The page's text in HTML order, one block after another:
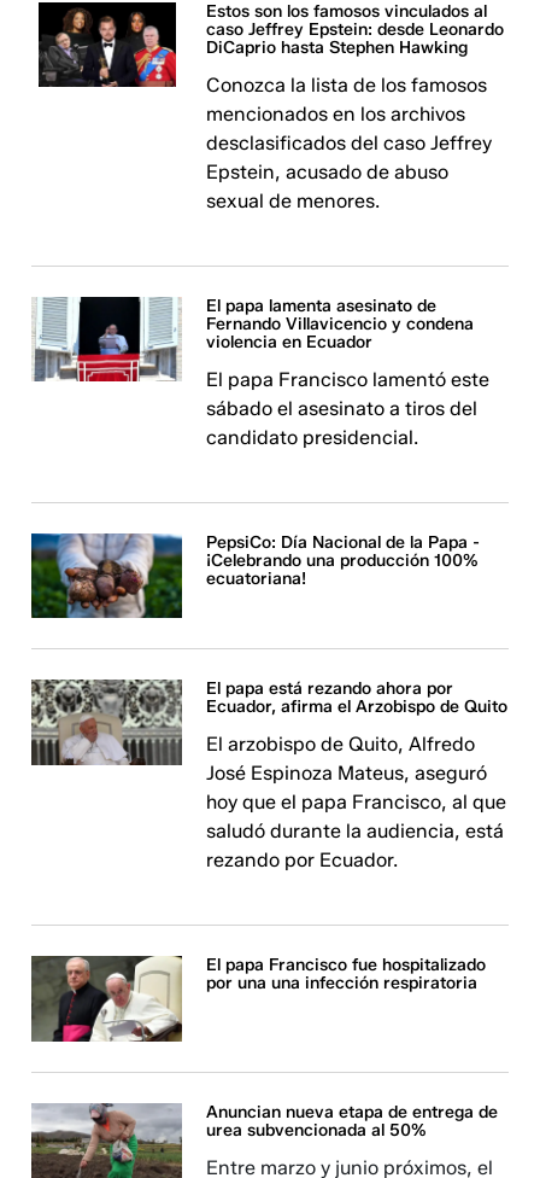
Estos son los famosos vinculados al
caso Jeffrey Epstein: desde Leonardo
DiCaprio hasta Stephen Hawking
Conozca la lista de los famosos
mencionados en los archivos
desclasificados del caso Jeffrey
Epstein, acusado de abuso
sexual de menores.
El papa lamenta asesinato de
Fernando Villavicencio y condena
violencia en Ecuador
El papa Francisco lamentó este
sábado el asesinato a tiros del
candidato presidencial.
PepsiCo: Día Nacional de la Papa -
¡Celebrando una producción 100%
ecuatoriana!
El papa está rezando ahora por
Ecuador, afirma el Arzobispo de Quito
El arzobispo de Quito, Alfredo
José Espinoza Mateus, aseguró
hoy que el papa Francisco, al que
saludó durante la audiencia, está
rezando por Ecuador.
El papa Francisco fue hospitalizado
por una una infección respiratoria
Anuncian nueva etapa de entrega de
urea subvencionada al 50%
Entre marzo y junio próximos, el